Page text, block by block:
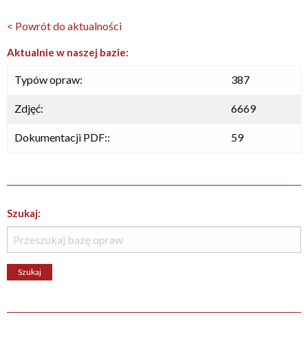
< Powrót do aktualności
Aktualnie w naszej bazie:
Typów opraw: 387
Zdjęć: 6669
Dokumentacji PDF:: 59
Szukaj: